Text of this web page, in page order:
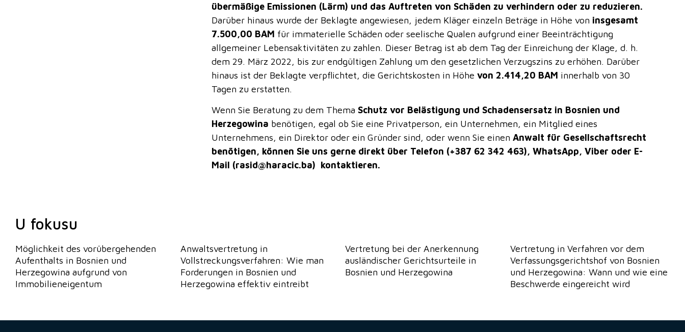
übermäßige Emissionen (Lärm) und das Auftreten von Schäden zu verhindern oder zu reduzieren.
Darüber hinaus wurde der Beklagte angewiesen, jedem Kläger einzeln Beträge in Höhe von insgesamt
7.500,00 BAM für immaterielle Schäden oder seelische Qualen aufgrund einer Beeinträchtigung
allgemeiner Lebensaktivitäten zu zahlen. Dieser Betrag ist ab dem Tag der Einreichung der Klage, d. h.
dem 29. März 2022, bis zur endgültigen Zahlung um den gesetzlichen Verzugszins zu erhöhen. Darüber
hinaus ist der Beklagte verpflichtet, die Gerichtskosten in Höhevon 2.414,20 BAM innerhalb von 30
Tagen zu erstatten.
Wenn Sie Beratung zu dem Thema Schutz vor Belästigung und Schadensersatz in Bosnien und
Herzegowina benötigen, egal ob Sie eine Privatperson, ein Unternehmen, ein Mitglied eines
Unternehmens, ein Direktor oder ein Gründer sind, oder wenn Sie einenAnwalt für Gesellschaftsrecht
benötigen, können Sie uns gerne direkt über Telefon (+387 62 342 463), WhatsApp, Viber oder E-
Mail (rasid@haracic.ba) kontaktieren.
U fokusu
Möglichkeit des vorübergehenden
Aufenthalts in Bosnien und
Herzegowina aufgrund von
Immobilieneigentum
Anwaltsvertretung in
Vollstreckungsverfahren: Wie man
Forderungen in Bosnien und
Herzegowina effektiv eintreibt
Vertretung bei der Anerkennung
ausländischer Gerichtsurteile in
Bosnien und Herzegowina
Vertretung in Verfahren vor dem
Verfassungsgerichtshof von Bosnien
und Herzegowina: Wann und wie eine
Beschwerde eingereicht wird